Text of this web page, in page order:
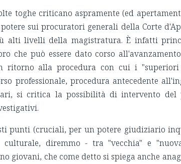
toghe criticano aspramente (ed
sui procuratori generali della Corte
alti livelli della magistratura. È infatti
che può essere dato corso
ritorno alla procedura con cui i "superiori
professionale, procedura antecedente
si critica la possibilità di intervento del
punti (cruciali, per un potere giudiziario
diremmo - tra "vecchia" e
giovani, che come detto si spiega anche